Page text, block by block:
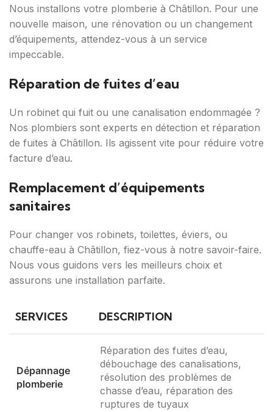
Nous installons votre plomberie à Châtillon. Pour une
nouvelle maison, une rénovation ou un changement
d’équipements, attendez-vous à un service
impeccable.
Réparation de fuites d’eau
Un robinet qui fuit ou une canalisation endommagée ?
Nos plombiers sont experts en détection et réparation
de fuites à Châtillon. Ils agissent vite pour réduire votre
facture d’eau.
Remplacement d’équipements
sanitaires
Pour changer vos robinets, toilettes, éviers, ou
chauffe-eau à Châtillon, fiez-vous à notre savoir-faire.
Nous vous guidons vers les meilleurs choix et
assurons une installation parfaite.
SERVICES DESCRIPTION
Dépannage
plomberie
Réparation des fuites d’eau,
débouchage des canalisations,
résolution des problèmes de
chasse d’eau, réparation des
ruptures de tuyaux